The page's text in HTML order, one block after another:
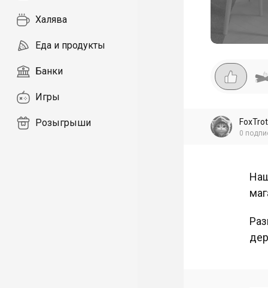
Халява
Еда и продукты
Банки
Игры
Розыгрыши FoxTrot
0